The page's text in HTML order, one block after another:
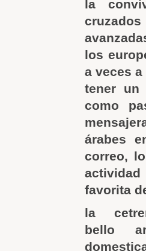
la
los
a veces
tener un
como
árabes
correo,
favorita
la
bello